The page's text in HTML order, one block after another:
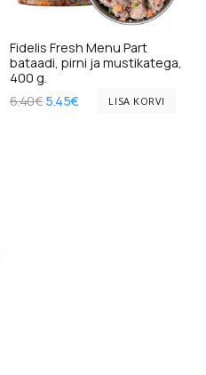
Fidelis Fresh Menu Part
bataadi, pirni ja mustikatega,
400 g.
6.40€Algne
5.45€CurrentLISA KORVI